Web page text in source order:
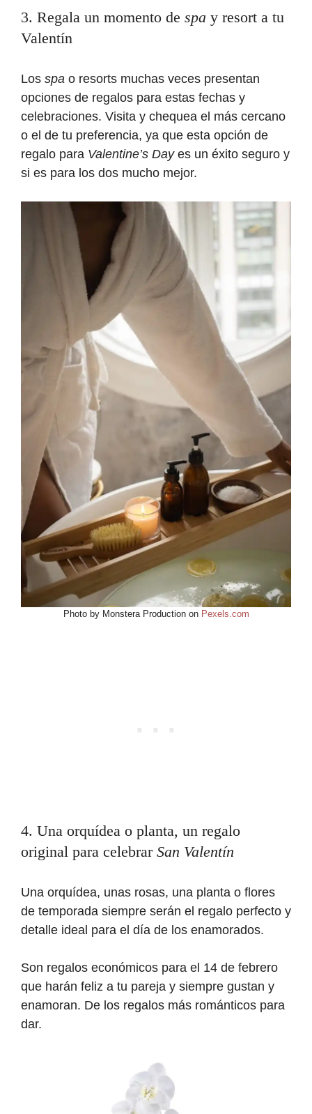
3. Regala un momento de spa y resort a tu
Valentín
Los spa o resorts muchas veces presentan
opciones de regalos para estas fechas y
celebraciones. Visita y chequea el más cercano
o el de tu preferencia, ya que esta opción de
regalo para Valentine’s Dayes un éxito seguro y
si es para los dos mucho mejor.
Photo by Monstera Production on Pexels.com
4. Una orquídea o planta, un regalo
original para celebrar San Valentín
Una orquídea, unas rosas, una planta o flores
de temporada siempre serán el regalo perfecto y
detalle ideal para el día de los enamorados.
Son regalos económicos para el 14 de febrero
que harán feliz a tu pareja y siempre gustan y
enamoran. De los regalos más románticos para
dar.